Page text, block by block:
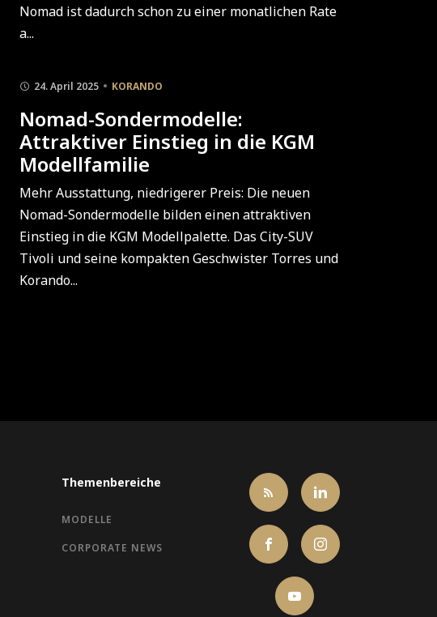
Nomad ist dadurch schon zu einer monatlichen Rate
a...
24. April 2025 KORANDO
Nomad-Sondermodelle:
Attraktiver Einstieg in die KGM
Modellfamilie
Mehr Ausstattung, niedrigerer Preis: Die neuen
Nomad-Sondermodelle bilden einen attraktiven
Einstieg in die KGM Modellpalette. Das City-SUV
Tivoli und seine kompakten Geschwister Torres und
Korando...
Themenbereiche
MODELLE
CORPORATE NEWS